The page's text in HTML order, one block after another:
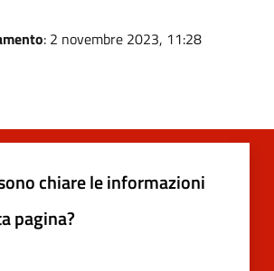
: 2 novembre 2023, 11:28
chiare le informazioni
pagina?